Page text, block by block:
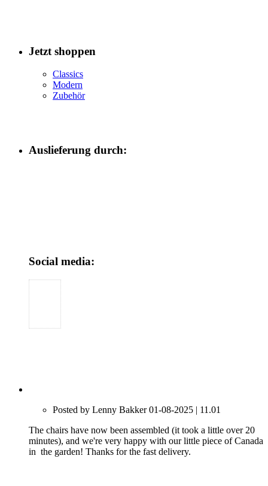
Jetzt shoppen
Classics
Modern
Zubehör
Auslieferung durch:
Social media:
Posted by Lenny Bakker 01-08-2025 | 11.01
The chairs have now been assembled (it took a little over 20
minutes), and we're very happy with our little piece of Canada
in the garden! Thanks for the fast delivery.